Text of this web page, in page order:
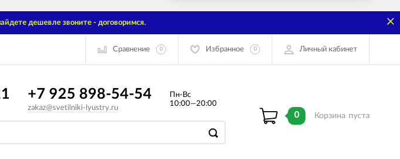
дешевле звоните - договоримся.
Сравнение 0 Избранное 0 Личный кабинет
+7 925 898-54-54
zakaz@svetilniki-lyustry.ru
Пн-Вс
10:00—20:00
0 Корзина пуста